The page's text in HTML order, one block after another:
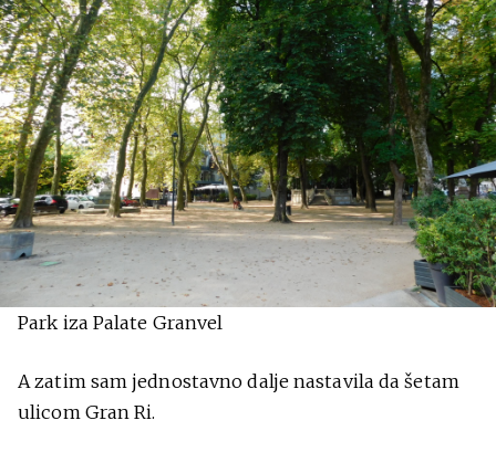
Park iza Palate Granvel
A zatim sam jednostavno dalje nastavila da šetam
ulicom Gran Ri.